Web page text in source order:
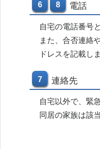
6 8 電話
自宅の電話番号
また、合否連絡
ドレスを記載し
7 連絡先
自宅以外で、緊
同居の家族は該